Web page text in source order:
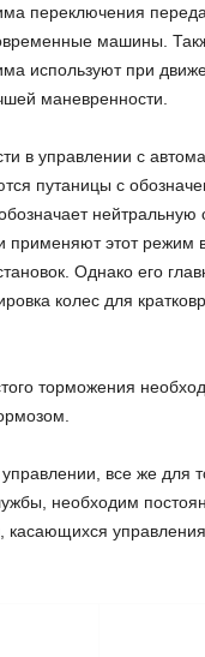
переключения
машины.
используют при
маневренности.
в управлении с
путаницы с
нейтральную
применяют этот режим
Однако его
колес для
торможения
все же для
необходим
касающихся